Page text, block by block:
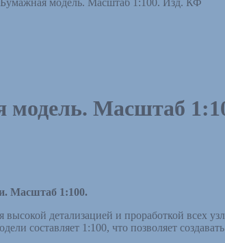
Бумажная модель. Масштаб 1:100. Изд. КФ
модель. Масштаб
Масштаб 1:100.
детализацией и проработкой всех
составляет 1:100, что позволяет